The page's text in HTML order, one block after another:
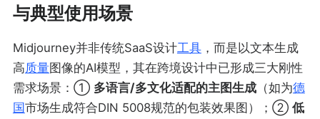
与典型使用场景
Midjourney并非传统SaaS设计工具，而是以文本生成
高质量图像的AI模型，其在跨境设计中已形成三大刚性
需求场景：① 多语言/多文化适配的主图生成（如为德
国市场生成符合DIN 5008规范的包装效果图）；② 低